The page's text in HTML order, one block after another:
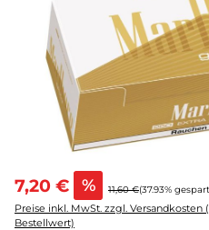
7,20 € % 11,60 €(37.93%
Preise inkl. MwSt. zzgl. Versandkosten
Bestellwert)